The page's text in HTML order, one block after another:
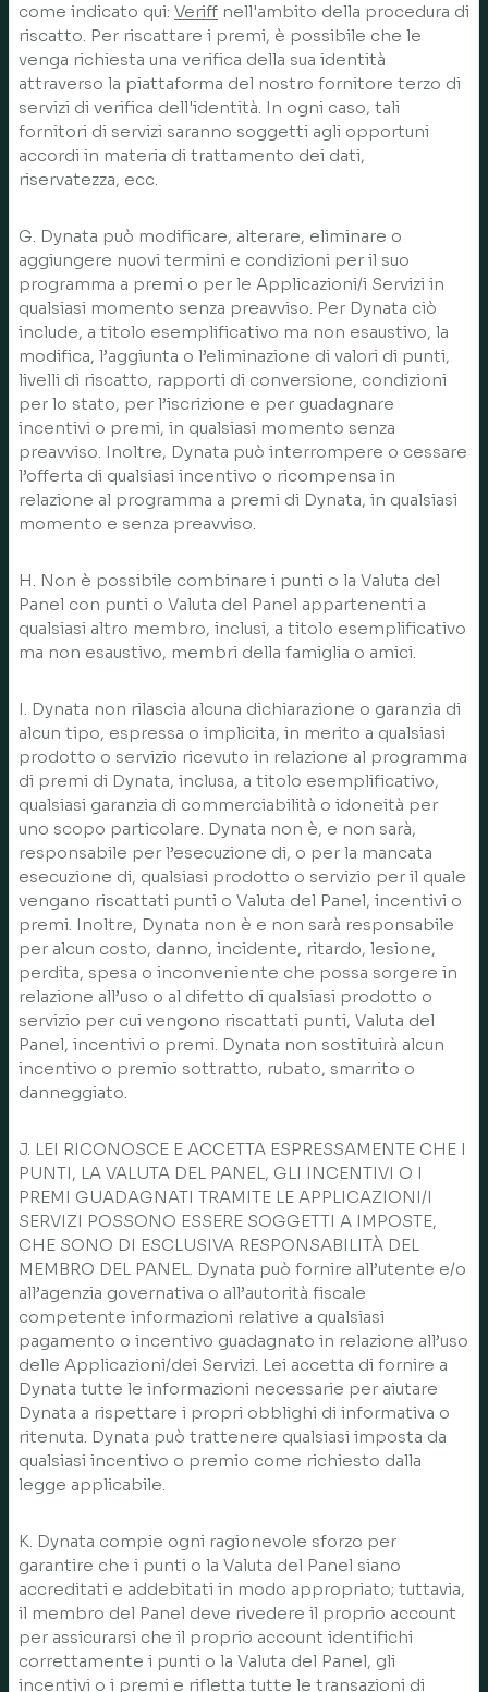
come indicato qui: Veriff nell'ambito della procedura di
riscatto. Per riscattare i premi, è possibile che le
venga richiesta una verifica della sua identità
attraverso la piattaforma del nostro fornitore terzo di
servizi di verifica dell'identità. In ogni caso, tali
fornitori di servizi saranno soggetti agli opportuni
accordi in materia di trattamento dei dati,
riservatezza, ecc.
G. Dynata può modificare, alterare, eliminare o
aggiungere nuovi termini e condizioni per il suo
programma a premi o per le Applicazioni/i Servizi in
qualsiasi momento senza preavviso. Per Dynata ciò
include, a titolo esemplificativo ma non esaustivo, la
modifica, l’aggiunta o l’eliminazione di valori di punti,
livelli di riscatto, rapporti di conversione, condizioni
per lo stato, per l’iscrizione e per guadagnare
incentivi o premi, in qualsiasi momento senza
preavviso. Inoltre, Dynata può interrompere o cessare
l’offerta di qualsiasi incentivo o ricompensa in
relazione al programma a premi di Dynata, in qualsiasi
momento e senza preavviso.
H. Non è possibile combinare i punti o la Valuta del
Panel con punti o Valuta del Panel appartenenti a
qualsiasi altro membro, inclusi, a titolo esemplificativo
ma non esaustivo, membri della famiglia o amici.
I. Dynata non rilascia alcuna dichiarazione o garanzia di
alcun tipo, espressa o implicita, in merito a qualsiasi
prodotto o servizio ricevuto in relazione al programma
di premi di Dynata, inclusa, a titolo esemplificativo,
qualsiasi garanzia di commerciabilità o idoneità per
uno scopo particolare. Dynata non è, e non sarà,
responsabile per l’esecuzione di, o per la mancata
esecuzione di, qualsiasi prodotto o servizio per il quale
vengano riscattati punti o Valuta del Panel, incentivi o
premi. Inoltre, Dynata non è e non sarà responsabile
per alcun costo, danno, incidente, ritardo, lesione,
perdita, spesa o inconveniente che possa sorgere in
relazione all’uso o al difetto di qualsiasi prodotto o
servizio per cui vengono riscattati punti, Valuta del
Panel, incentivi o premi. Dynata non sostituirà alcun
incentivo o premio sottratto, rubato, smarrito o
danneggiato.
J. LEI RICONOSCE E ACCETTA ESPRESSAMENTE CHE I
PUNTI, LA VALUTA DEL PANEL, GLI INCENTIVI O I
PREMI GUADAGNATI TRAMITE LE APPLICAZIONI/I
SERVIZI POSSONO ESSERE SOGGETTI A IMPOSTE,
CHE SONO DI ESCLUSIVA RESPONSABILITÀ DEL
MEMBRO DEL PANEL. Dynata può fornire all’utente e/o
all’agenzia governativa o all’autorità fiscale
competente informazioni relative a qualsiasi
pagamento o incentivo guadagnato in relazione all’uso
delle Applicazioni/dei Servizi. Lei accetta di fornire a
Dynata tutte le informazioni necessarie per aiutare
Dynata a rispettare i propri obblighi di informativa o
ritenuta. Dynata può trattenere qualsiasi imposta da
qualsiasi incentivo o premio come richiesto dalla
legge applicabile.
K. Dynata compie ogni ragionevole sforzo per
garantire che i punti o la Valuta del Panel siano
accreditati e addebitati in modo appropriato; tuttavia,
il membro del Panel deve rivedere il proprio account
per assicurarsi che il proprio account identifichi
correttamente i punti o la Valuta del Panel, gli
incentivi o i premi e rifletta tutte le transazioni di